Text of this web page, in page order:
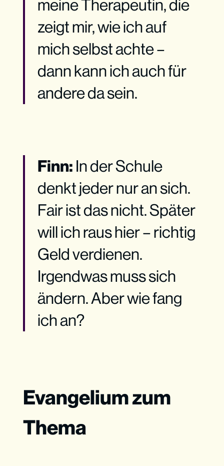
meine Therapeutin, die
zeigt mir, wie ich auf
mich selbst achte –
dann kann ich auch für
andere da sein.
Finn: In der Schule
denkt jeder nur an sich.
Fair ist das nicht. Später
will ich raus hier – richtig
Geld verdienen.
Irgendwas muss sich
ändern. Aber wie fang
ich an?
Evangelium zum
Thema